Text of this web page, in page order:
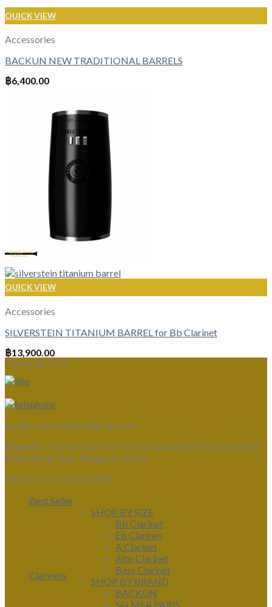
QUICK VIEW
Accessories
BACKUN NEW TRADITIONAL BARRELS
฿6,400.00
QUICK VIEW
Accessories
SILVERSTEIN TITANIUM BARREL for Bb Clarinet
฿13,900.00
CONTACT US
Email : clarinetsiam@gmail.com
Address : Clarinet Siam 1177 Kanchanaphisek Rd, Bang Khae
Nuea, Bang Khae, Bangkok 10160
PRODUCT CATEGORIES
Best Seller
Clarinets
SHOP BY SIZE
Bb Clarinet
Eb Clarinet
A Clarinet
Alto Clarinet
Bass Clarinet
SHOP BY BRAND
BACKUN
SELMER PARIS